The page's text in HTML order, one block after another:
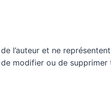
l’auteur et ne
modifier ou de